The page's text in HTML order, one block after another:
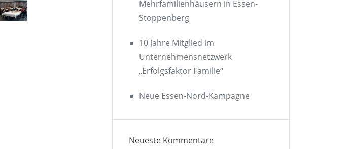
Mehrfamilienhäusern in Essen-
Stoppenberg
10 Jahre Mitglied im
Unternehmensnetzwerk
„Erfolgsfaktor Familie“
Neue Essen-Nord-Kampagne
Neueste Kommentare